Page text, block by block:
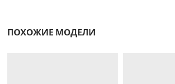
ПОХОЖИЕ МОДЕЛИ